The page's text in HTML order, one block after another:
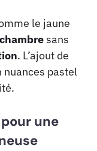
le jaune
chambresans
. L’ajout de
nuances pastel
une